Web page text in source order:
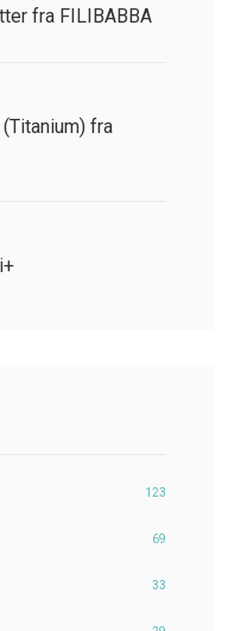
fra FILIBABBA
(Titanium) fra
123
69
33